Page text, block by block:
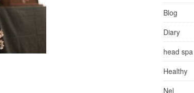
Blog
Diary
head spa
Healthy
Nel